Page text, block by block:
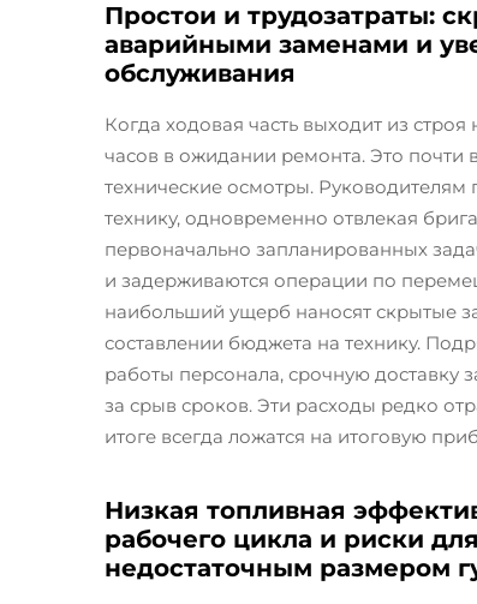
Простои и трудозатраты:
аварийными заменами и
обслуживания
Когда ходовая часть выходит из
часов в ожидании ремонта. Это почти
технические осмотры. Руководителям
технику, одновременно отвлекая
первоначально запланированных
и задерживаются операции по
наибольший ущерб наносят скрытые
составлении бюджета на технику.
работы персонала, срочную доставку
за срыв сроков. Эти расходы редко
итоге всегда ложатся на итоговую
Низкая топливная
рабочего цикла и риски
недостаточным размером